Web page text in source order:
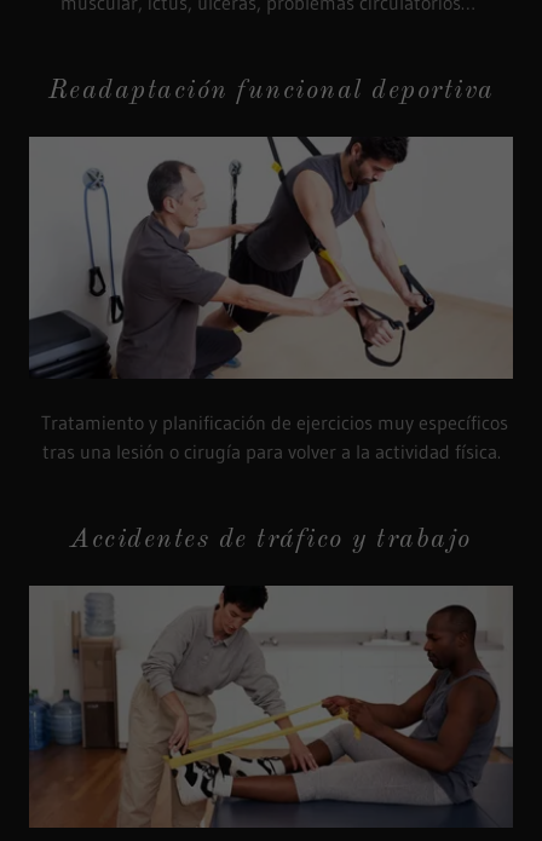
Readaptación funcional deportiva
Tratamiento y planificación de ejercicios muy específicos
tras una lesión o cirugía para volver a la actividad física.
Accidentes de tráfico y trabajo